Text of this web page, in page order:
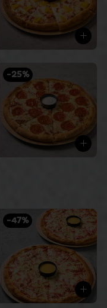
-25%
-47%